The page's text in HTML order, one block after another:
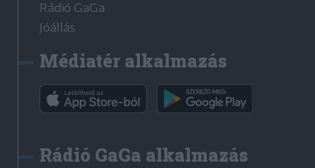
Rádió GaGa
Jóállás
Médiatér alkalmazás
Rádió GaGa alkalmazás